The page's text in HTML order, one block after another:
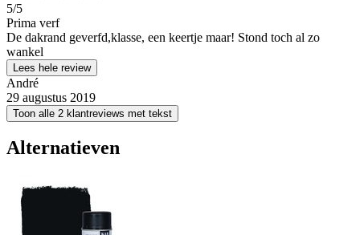
5/5
Prima verf
De dakrand geverfd,klasse, een keertje maar! Stond toch al zo
wankel
Lees hele review
André
29 augustus 2019
Toon alle 2 klantreviews met tekst
Alternatieven